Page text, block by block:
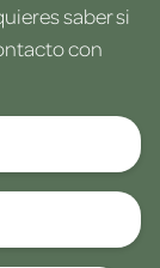
saber si
con